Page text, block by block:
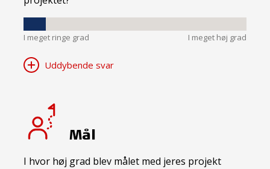
I meget ringe grad I meget høj grad
Uddybende svar
Mål
I hvor høj grad blev målet med jeres projekt